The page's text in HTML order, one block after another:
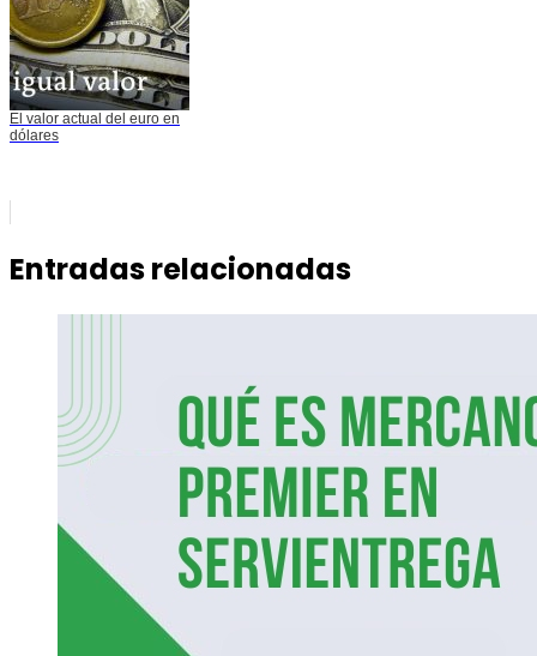
El valor actual del euro en
dólares
Entradas relacionadas